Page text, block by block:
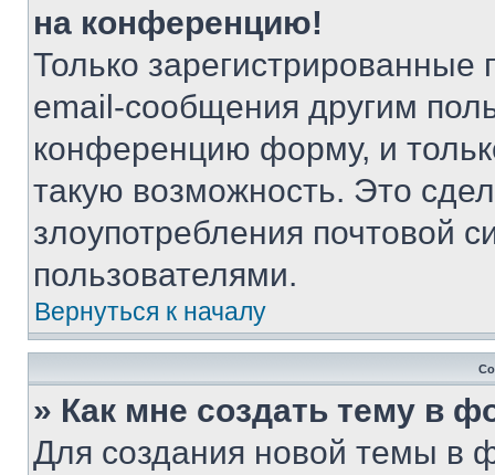
на конференцию!
Только зарегистрированные
email-сообщения другим
конференцию форму, и
такую возможность. Это
злоупотребления почтовой
пользователями.
Вернуться к началу
» Как мне создать тему в
Для создания новой темы в